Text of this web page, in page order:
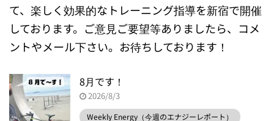
て、楽しく効果的なトレーニング指導を新宿で開催
しております。ご意見ご要望等ありましたら、コメ
ントやメール下さい。お待ちしております！
8月です！
2026/8/3
Weekly Energy（今週のエナジーレポート）